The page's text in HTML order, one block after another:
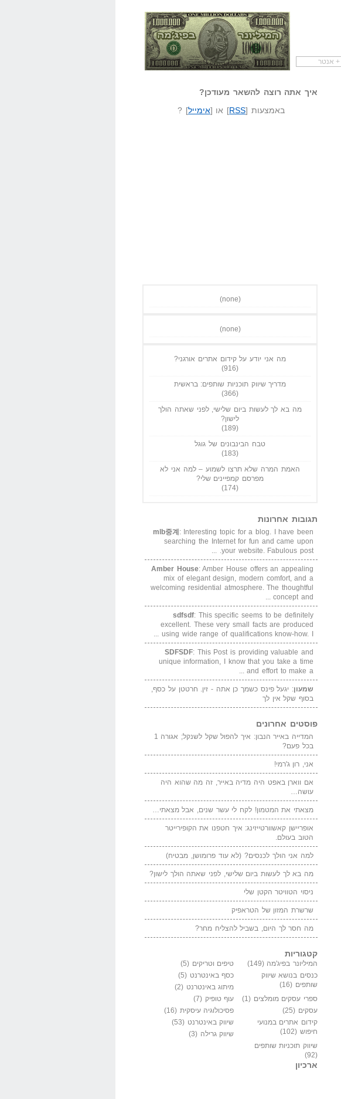
שאל שאלה המיליונר בפיג'מה שיווק שותפיםאיך אתה רוצה להשאר מעודכן?
באמצעות [RSS] או [אימייל] ?
(none)
(none)
מה אני יודע על קידום אתרים אורגני?
(916)
מדריך שיווק תוכניות שותפים: בראשית
(366)
מה בא לך לעשות ביום שלישי, לפני שאתה הולך
לישון?
(189)
טבח הבינבונים של גוגל
(183)
האמת המרה שלא תרצו לשמוע – למה אני לא
מפרסם קמפיינים שלי?
(174)
תגובות אחרונות
mlb중계 : Interesting topic for a blog. I have been
searching the Internet for fun and came upon
your website. Fabulous post. ...
Amber House: Amber House offers an appealing
mix of elegant design, modern comfort, and a
welcoming residential atmosphere. The thoughtful
concept and ...
sdfsdf: This specific seems to be definitely
excellent. These very small facts are produced
using wide range of qualifications know-how. I ...
SDFSDF: This Post is providing valuable and
unique information, I know that you take a time
and effort to make a ...
שמעון: יגעל פינס כשמך כן אתה - זין. חרטטן על כסף,
בסוף שקל אין לך
פוסטים אחרונים
המדייה באייר הנבון: איך להפול שקל לשנקל; אגורה 1
בכל פעם?
אני, רון ג'רמי!
אם ווארן באפט היה מדיה באייר, זה מה שהוא היה
עושה…
מצאתי את המטמון! לקח לי עשר שנים, אבל מצאתי…
אופריישן קאשוורטייזינג: איך חטפנו את הקופירייטר
הטוב בעולם.
למה אני הולך לכנסים? (לא עוד פרומושן, מבטיח)
מה בא לך לעשות ביום שלישי, לפני שאתה הולך לישון?
ניסוי הטוויטר הקטן שלי
שרשרת המזון של הטראפיק
מה חסר לך היום, בשביל להצליח מחר?
קטגוריות
המיליונר בפיג'מה (149) טיפים וטריקים (5)
כנסים בנושא שיווק
שותפים (16)
כסף באינטרנט (5)
מיתוג באינטרנט (2)
ספרי עסקים מומלצים (1) עוף טופיק (7)
עסקים (25) פסיכולוגיה עיסקית (16)
קידום אתרים במנועי
חיפוש (102)
שיווק באינטרנט (53)
שיווק גרילה (3)
שיווק תוכניות שותפים
(92)
ארכיון